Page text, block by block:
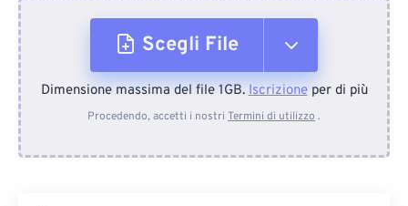
Scegli File
Dal dispositivo
Dimensione massima del file 1GB.Iscrizioneper di più
Procedendo, accetti i nostri Termini di utilizzo .